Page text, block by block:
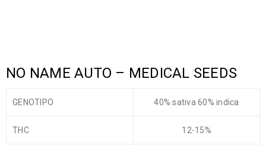
NO NAME AUTO – MEDICAL SEEDS
GENOTIPO 40% sativa 60% indica
THC 12-15%